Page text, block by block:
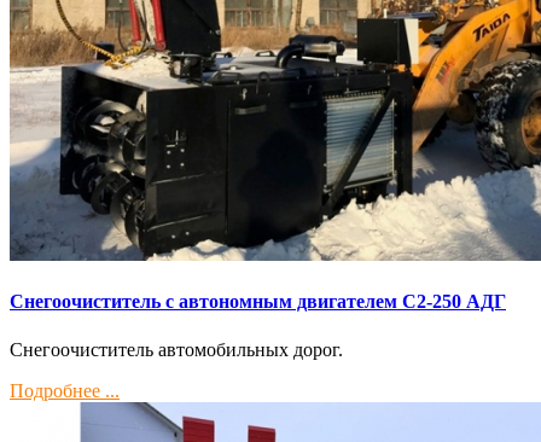
Снегоочиститель с автономным двигателем С2-250 АДГ
Снегоочиститель автомобильных дорог.
Подробнее ...